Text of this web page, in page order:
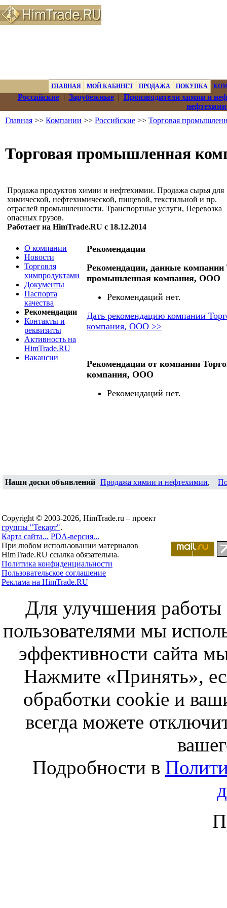
ГЛАВНАЯ МОЙ КАБИНЕТ ПРОДАЖА ПОКУПКА
Российские| Зарубежные| Производители химии и
Главная >> Компании >> Российские >> Торговая
Торговая промышленная
Продажа продуктов химии и нефтехимии. Продажа сырья для
химической, нефтехимической, пищевой, текстильной и пр.
отраслей промышленности. Транспортные услуги, Перевозка
опасных грузов.
Работает на HimTrade.RU с 18.12.2014
О компании
Новости
Торговля
химпродуктами
Документы
Паспорта
качества
Рекомендации
Контакты и
реквизиты
Активность на
HimTrade.RU
Вакансии
Рекомендации
Рекомендации, данные компании
промышленная компания, ООО
Рекомендаций нет.
Дать рекомендацию компании
компания, ООО >>
Рекомендации от компании
компания, ООО
Рекомендаций нет.
Наши доски объявлений Продажа химии и нефтехимии,
Copyright © 2003-2026, HimTrade.ru – проект
группы "Текарт".
Карта сайта... PDA-версия...
При любом использовании материалов
HimTrade.RU ссылка обязательна.
Политика конфиденциальности
Пользовательское соглашение
Реклама на HimTrade.RU
Для улучшения работы
пользователями мы
эффективности сайта
Нажмите «Принять»,
обработки cookie и
всегда можете
Подробности в